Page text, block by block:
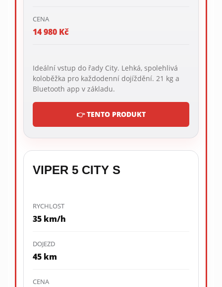
CENA
14 980 Kč
Ideální vstup do řady City. Lehká, spolehlivá
koloběžka pro každodenní dojíždění. 21 kg a
Bluetooth app v základu.
👉 TENTO PRODUKT
VIPER 5 CITY S
RYCHLOST
35 km/h
DOJEZD
45 km
CENA